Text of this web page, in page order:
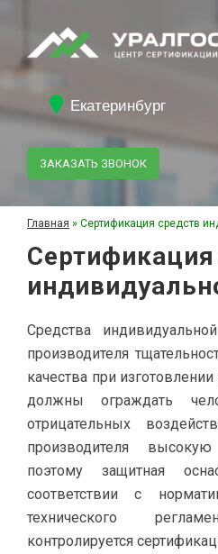
Екатеринбург
ЗАКАЗАТЬ ЗВОНОК
Главная » Сертификация средств
Средства
производителя
качества при
должны ограждать
отрицательных
производителя
поэтому защитная
соответствии с
технического
контролируется